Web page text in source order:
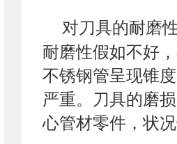
对刀具的耐磨
耐磨性假如不好
不锈钢管呈现锥
严重。刀具的磨
心管材零件，状